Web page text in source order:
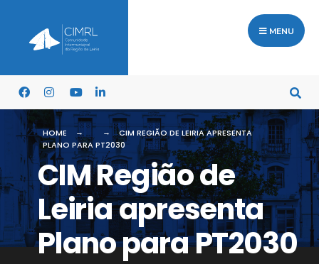
MENU
HOME
CIM REGIÃO DE LEIRIA APRESENTA
PLANO PARA PT2030
CIM Região de
Leiria apresenta
Plano para PT2030